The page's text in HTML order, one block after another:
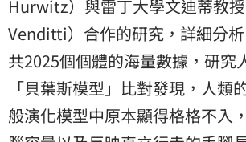
Hurwitz）與雷丁大學文迪蒂教
Venditti）合作的研究，詳細分
共2025個個體的海量數據，研究
「貝葉斯模型」比對發現，人類
般演化模型中原本顯得格格不入